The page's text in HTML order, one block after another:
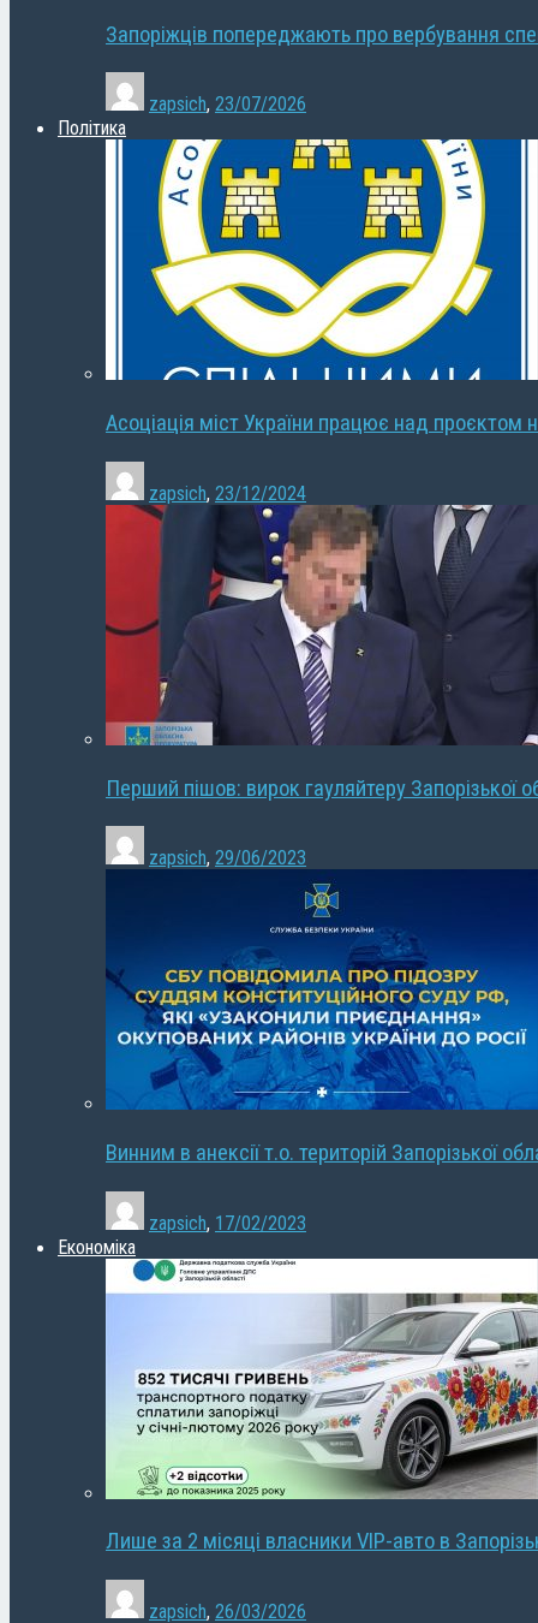
Запоріжців попереджають про вербування
zapsich, 23/07/2026
Політика
Асоціація міст України працює над проєктом
zapsich, 23/12/2024
Перший пішов: вирок гауляйтеру Запорізької
zapsich, 29/06/2023
Винним в анексії т.о. територій Запорізької
zapsich, 17/02/2023
Економіка
Лише за 2 місяці власники VIP-авто в
zapsich, 26/03/2026